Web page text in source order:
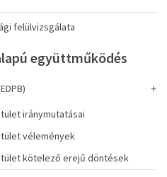
felülvizsgálata
együttműködés
iránymutatásai
vélemények
kötelező erejű döntések